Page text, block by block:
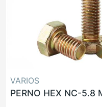
VARIOS
PERNO HEX NC-5.8